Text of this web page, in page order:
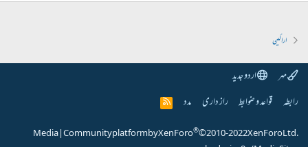
اراکین
مہر
اردو جدید
رابطہ قواعد و ضوابط راز داری مدد
R
S
Community platform by XenForo®© 2010-2022 XenForo Ltd.
|
Media